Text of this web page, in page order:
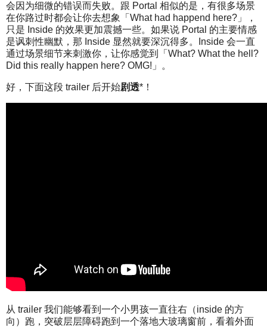
会因为细微的错误而失败。跟 Portal 相似的是，有很多场景
在你路过时都会让你去想象「What had happend here?」，
只是 Inside 的效果更加震撼一些。如果说 Portal 的主要情感
是讽刺性幽默，那 Inside 显然就要深沉得多。Inside 会一直
通过场景细节来刺激你，让你感觉到「What? What the hell?
Did this really happen here? OMG!」。
好，下面这段 trailer 后开始剧透*！
从 trailer 我们能够看到一个小男孩一直往右（inside 的方
向）跑，突破层层障碍跑到一个落地大玻璃窗前，看着外面